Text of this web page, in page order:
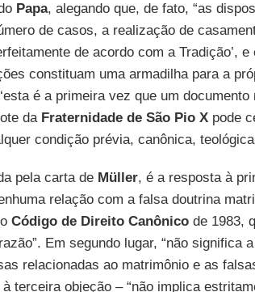
Papa, alegando que, de fato, “as
de casos, a realização de
de acordo com a Tradição’, e
constituam uma armadilha para a
é a primeira vez que um documento
da Fraternidade de São Pio Xpode
condição prévia, canônica,
pela carta de Müller, é a resposta à
relação com a falsa doutrina
Código de Direito Canônicode 1983,
Em segundo lugar, “não significa
relacionadas ao matrimônio e as
terceira objeção – “não implica